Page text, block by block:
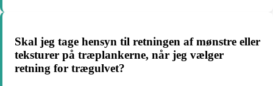
Skal jeg tage hensyn til retningen af mønstre eller
teksturer på træplankerne, når jeg vælger
retning for trægulvet?